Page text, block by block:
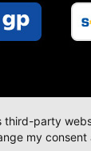
third-party
my